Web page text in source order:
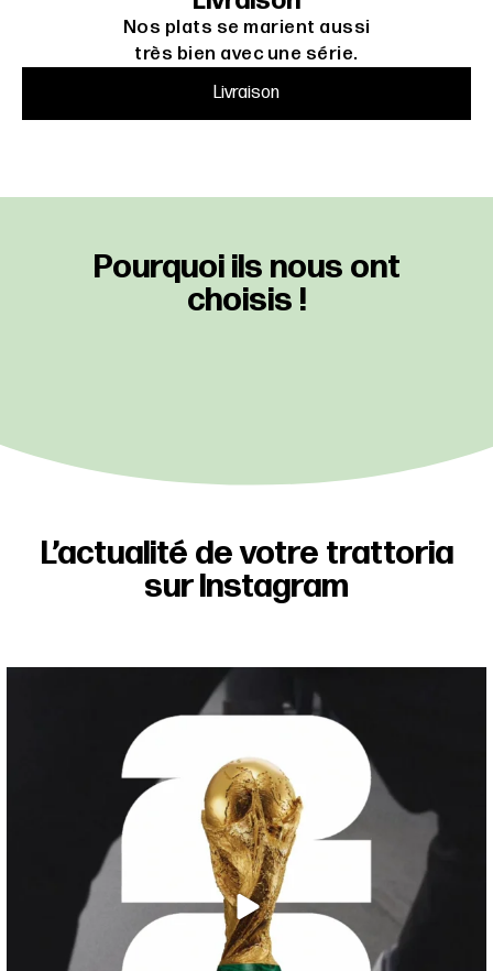
Nos plats se marient aussi
très bien avec une série.
Livraison
Pourquoi ils nous ont
choisis !
L’actualité de votre trattoria
sur Instagram
C`est l`heure du calcio !!
La Coupe du
...
27 5